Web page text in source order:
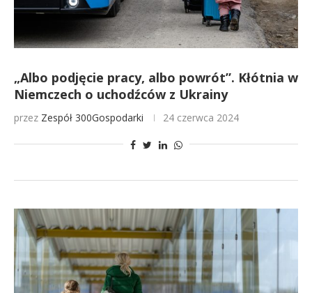
„Albo podjęcie pracy, albo powrót”. Kłótnia w
Niemczech o uchodźców z Ukrainy
przez Zespół 300Gospodarki 24 czerwca 2024